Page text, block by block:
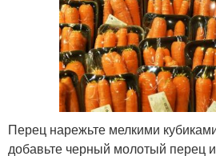
Перец нарежьте мелкими
добавьте черный молотый перец